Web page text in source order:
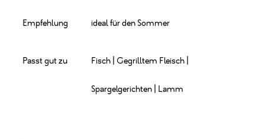
Empfehlung ideal für den Sommer
Passt gut zu Fisch | Gegrilltem Fleisch |
Spargelgerichten | Lamm